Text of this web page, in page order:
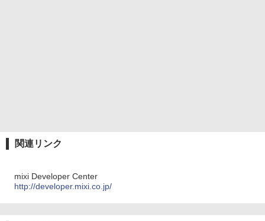
関連リンク
mixi Developer Center
http://developer.mixi.co.jp/